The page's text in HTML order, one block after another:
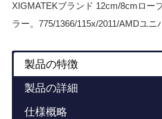
XIGMATEKブランド 12cm/8cmロー
ラー。775/1366/115x/2011/AMDユニ
製品の特徴
製品の詳細
仕様概略